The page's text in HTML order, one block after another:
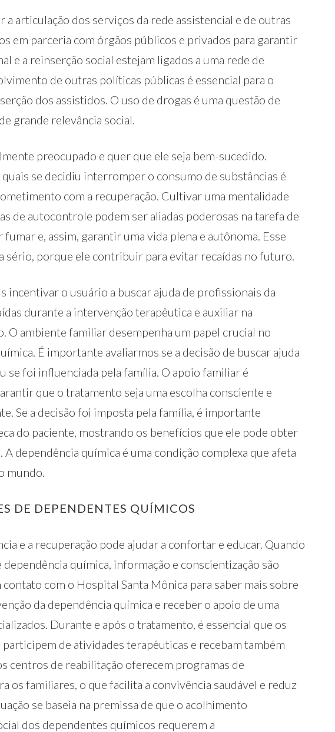
articulação dos serviços da rede assistencial e de outras
em parceria com órgãos públicos e privados para garantir
e a reinserção social estejam ligados a uma rede de
de outras políticas públicas é essencial para o
dos assistidos. O uso de drogas é uma questão de
grande relevância social.
preocupado e quer que ele seja bem-sucedido.
quais se decidiu interromper o consumo de substâncias é
com a recuperação. Cultivar uma mentalidade
de autocontrole podem ser aliadas poderosas na tarefa de
e, assim, garantir uma vida plena e autônoma. Esse
sério, porque ele contribuir para evitar recaídas no futuro.
incentivar o usuário a buscar ajuda de profissionais da
durante a intervenção terapêutica e auxiliar na
O ambiente familiar desempenha um papel crucial no
É importante avaliarmos se a decisão de buscar ajuda
foi influenciada pela família. O apoio familiar é
que o tratamento seja uma escolha consciente e
Se a decisão foi imposta pela família, é importante
do paciente, mostrando os benefícios que ele pode obter
dependência química é uma condição complexa que afeta
mundo.
DE DEPENDENTES QUÍMICOS
e a recuperação pode ajudar a confortar e educar. Quando
química, informação e conscientização são
com o Hospital Santa Mônica para saber mais sobre
da dependência química e receber o apoio de uma
Durante e após o tratamento, é essencial que os
de atividades terapêuticas e recebam também
centros de reabilitação oferecem programas de
os familiares, o que facilita a convivência saudável e reduz
se baseia na premissa de que o acolhimento
dos dependentes químicos requerem a